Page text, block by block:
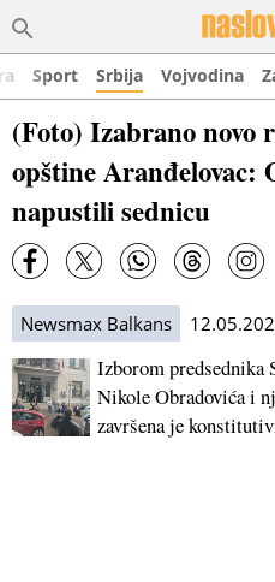
Sport Srbija Vojvodina
(Foto) Izabrano novo
opštine Aranđelovac:
napustili sednicu
Newsmax Balkans
Izborom predsednika
Nikole Obradovića i
završena je